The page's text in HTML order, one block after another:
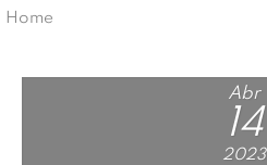
Home
Abr
14
2023